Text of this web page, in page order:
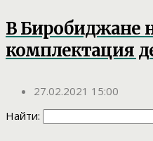
В Биробиджане
комплектация
27.02.2021 15:00
Найти: